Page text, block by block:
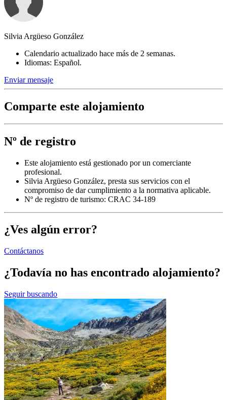
Silvia Argüeso González
Calendario actualizado hace más de 2 semanas.
Idiomas: Español.
Enviar mensaje
Comparte este alojamiento
Nº de registro
Este alojamiento está gestionado por un comerciante
profesional.
Silvia Argüeso González, presta sus servicios con el
compromiso de dar cumplimiento a la normativa aplicable.
Nº de registro de turismo: CRAC 34-189
¿Ves algún error?
Contáctanos
¿Todavía no has encontrado alojamiento?
Seguir buscando